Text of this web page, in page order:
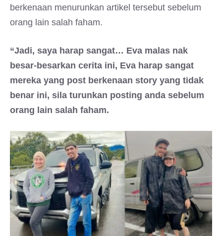
berkenaan menurunkan artikel tersebut sebelum
orang lain salah faham.
“Jadi, saya harap sangat… Eva malas nak
besar-besarkan cerita ini, Eva harap sangat
mereka yang post berkenaan story yang tidak
benar ini, sila turunkan posting anda sebelum
orang lain salah faham.